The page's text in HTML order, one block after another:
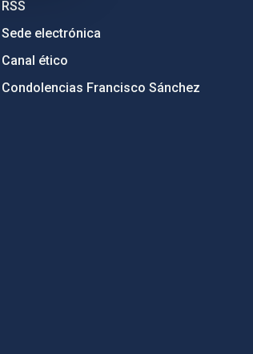
RSS
Sede electrónica
Canal ético
Condolencias Francisco Sánchez